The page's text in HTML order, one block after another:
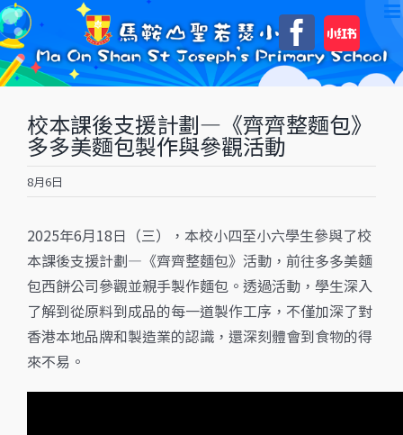
Skip
to
content
自
訂
校本課後支援計劃—《齊齊整麵包》
多多美麵包製作與參觀活動
8月6日
2025年6月18日（三），本校小四至小六學生參與了校
本課後支援計劃—《齊齊整麵包》活動，前往多多美麵
包西餅公司參觀並親手製作麵包。透過活動，學生深入
了解到從原料到成品的每一道製作工序，不僅加深了對
香港本地品牌和製造業的認識，還深刻體會到食物的得
來不易。